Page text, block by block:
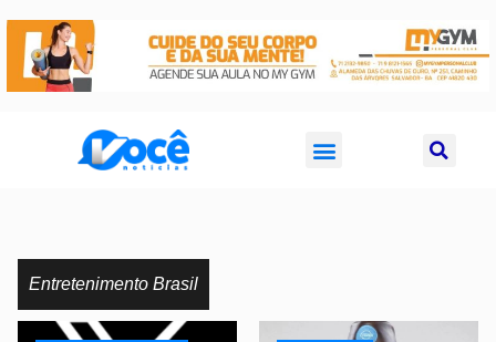
Entretenimento Brasil